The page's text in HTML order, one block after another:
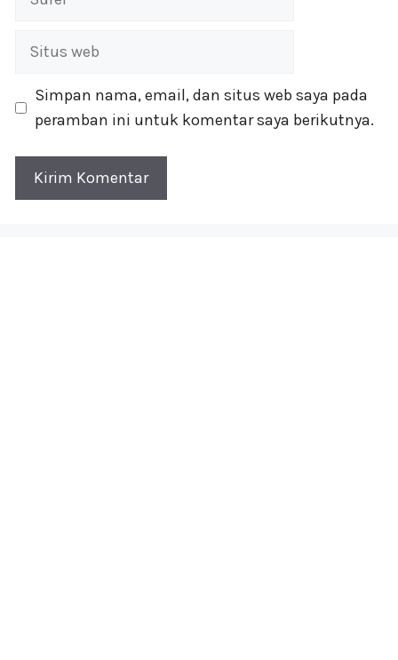
Situs
Simpan nama, email, dan situs web saya pada
peramban ini untuk komentar saya berikutnya.